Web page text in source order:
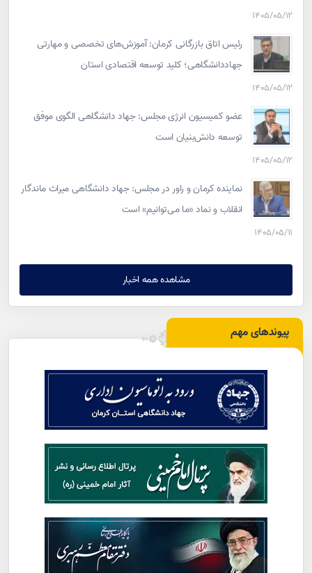
۱۴۰۵/۰۵/۱۲
رئیس اتاق بازرگانی کرمان: آموزش‌های تخصصی و مهارتی
جهاددانشگاهی؛ کلید توسعه اقتصادی استان
۱۴۰۵/۰۵/۱۲
عضو کمیسیون انرژی مجلس: جهاد دانشگاهی الگوی موفق
توسعه دانش‌بنیان است
۱۴۰۵/۰۵/۱۲
نماینده کرمان و راور در مجلس: جهاد دانشگاهی میراث ماندگار
انقلاب و نماد «ما می‌توانیم» است
۱۴۰۵/۰۵/۱۱
مشاهده همه اخبار
پیوندهای مهم